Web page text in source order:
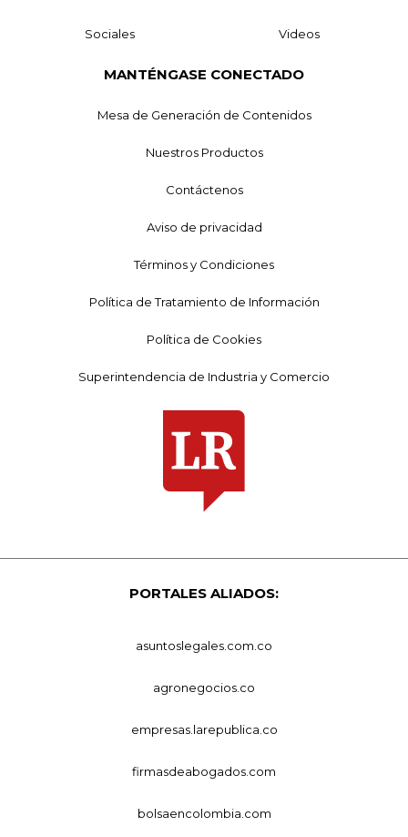
Sociales Videos
MANTÉNGASE CONECTADO
Mesa de Generación de Contenidos
Nuestros Productos
Contáctenos
Aviso de privacidad
Términos y Condiciones
Política de Tratamiento de Información
Política de Cookies
Superintendencia de Industria y Comercio
PORTALES ALIADOS:
asuntoslegales.com.co
agronegocios.co
empresas.larepublica.co
firmasdeabogados.com
bolsaencolombia.com